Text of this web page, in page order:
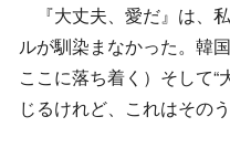
『大丈夫、愛だ』は、
ルが馴染まなかった。韓
ここに落ち着く）そして
じるけれど、これはその